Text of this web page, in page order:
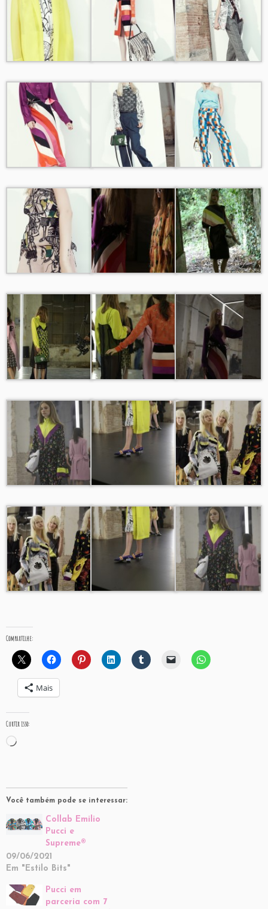
Compartilhe:
Mais
Curtir isso:
Carregando...
Você também pode se interessar:
Collab Emilio
Pucci e
Supreme®
09/06/2021
Em "Estilo Bits"
Pucci em
parceria com 7